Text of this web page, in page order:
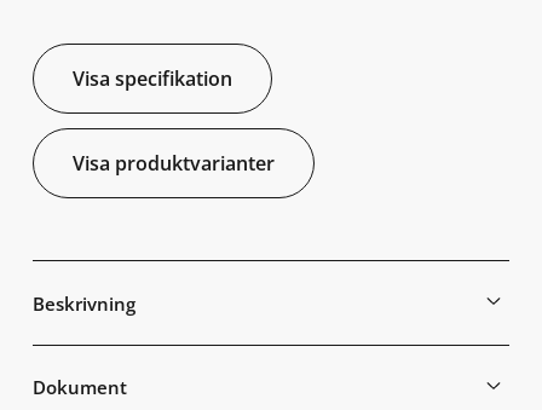
Visa specifikation
Visa produktvarianter
Beskrivning
Dokument